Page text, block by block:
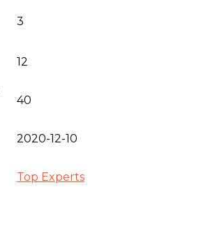
3
12
40
2020-12-10
Top Experts